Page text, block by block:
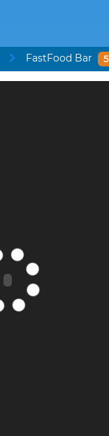
FastFood Bar 5